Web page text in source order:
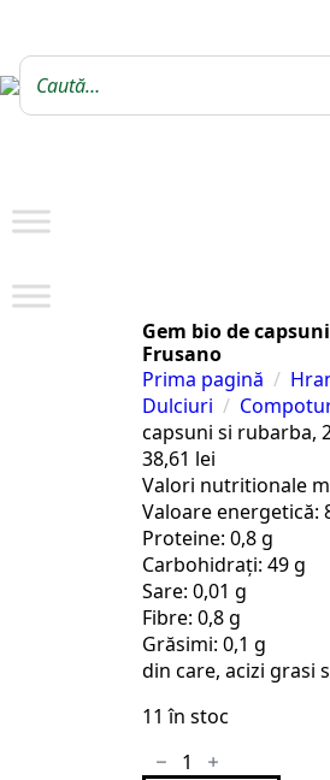
Gem bio de
Frusano
Prima pagină
Dulciuri
capsuni si rubarba,
38,61 lei
Valori nutritionale
Valoare energetică:
Proteine: 0,8 g
Carbohidrați: 49 g
Sare: 0,01 g
Fibre: 0,8 g
Grăsimi: 0,1 g
din care, acizi grasi
11 în stoc
Cantitate